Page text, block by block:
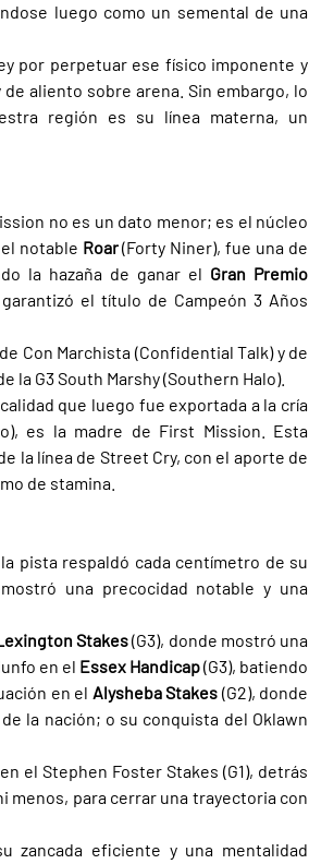
luego como un semental de una
por perpetuar ese físico imponente y
aliento sobre arena. Sin embargo, lo
región es su línea materna, un
no es un dato menor; es el núcleo
notable Roar (Forty Niner), fue una de
la hazaña de ganar el Gran Premio
garantizó el título de Campeón 3 Años
Con Marchista (Confidential Talk) y de
la G3 South Marshy (Southern Halo).
que luego fue exportada a la cría
es la madre de First Mission. Esta
la línea de Street Cry, con el aporte de
de stamina.
pista respaldó cada centímetro de su
una precocidad notable y una
Stakes (G3), donde mostró una
en el Essex Handicap (G3), batiendo
en el Alysheba Stakes (G2), donde
la nación; o su conquista del Oklawn
el Stephen Foster Stakes (G1), detrás
menos, para cerrar una trayectoria con
zancada eficiente y una mentalidad